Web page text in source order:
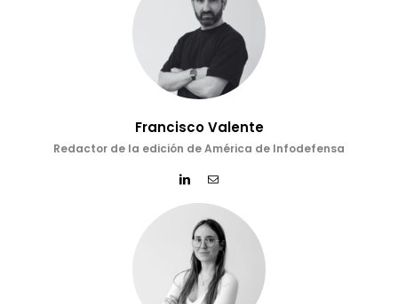
Francisco Valente
Redactor de la edición de América de Infodefensa